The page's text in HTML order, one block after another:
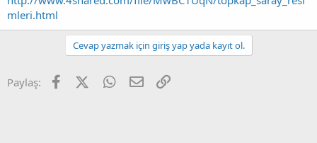
ş
l
r
i
mleri.html
Cevap yazmak için giriş yap yada kayıt ol.
Paylaş: FacebookX (Twitter)WhatsApp
E-posta